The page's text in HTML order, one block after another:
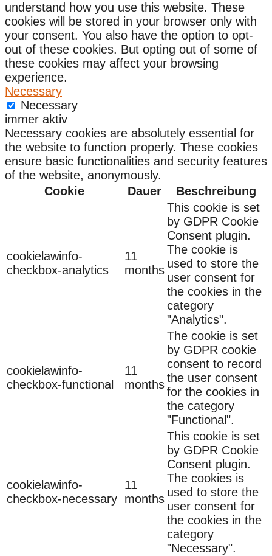
understand how you use this website. These
cookies will be stored in your browser only with
your consent. You also have the option to opt-
out of these cookies. But opting out of some of
these cookies may affect your browsing
experience.
Necessary
Necessary
immer aktiv
Necessary cookies are absolutely essential for
the website to function properly. These cookies
ensure basic functionalities and security features
of the website, anonymously.
Cookie
Dauer Beschreibung
cookielawinfo-
checkbox-analytics
11
months
This cookie is set
by GDPR Cookie
Consent plugin.
The cookie is
used to store the
user consent for
the cookies in the
category
"Analytics".
cookielawinfo-
checkbox-functional
11
months
The cookie is set
by GDPR cookie
consent to record
the user consent
for the cookies in
the category
"Functional".
cookielawinfo-
checkbox-necessary
11
months
This cookie is set
by GDPR Cookie
Consent plugin.
The cookies is
used to store the
user consent for
the cookies in the
category
"Necessary".